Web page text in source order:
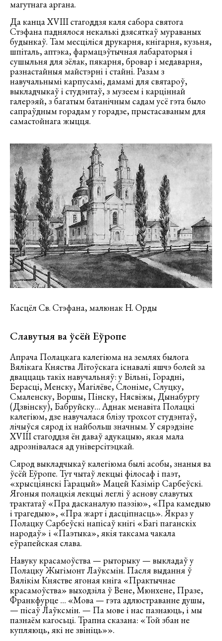
магутнага аргана.
Да канца ХVIII стагоддзя каля сабора святога
Стэфана паднялося некалькі дзясяткаў мураваных
будынкаў. Там месціліся друкарня, кнігарня, кузьня,
шпіталь, аптэка, фармацэўтычная лабараторыя і
сушыльня для зёлак, пякарня, бровар і медаварня,
разнастайныя майстэрні і стайні. Разам з
навучальнымі карпусамі, дамамі для святароў,
выкладчыкаў і студэнтаў, з музеем і карціннай
галерэяй, з багатым батанічным садам усё гэта было
сапраўдным горадам у горадзе, прыстасаваным для
самастойнага жыцця.
Касцёл Св. Стэфана, малюнак Н. Орды
Славутыя ва ўсёй Еўропе
Апрача Полацкага калегіюма на землях былога
Вялікага Княства Літоўскага існавалі яшчэ болей за
дваццаць такіх навучальняў: у Вільні, Горадні,
Берасці, Менску, Магілёве, Слоніме, Слуцку,
Смаленску, Воршы, Пінску, Нясвіжы, Дынабургу
(Дзвінску), Бабруйску… Аднак менавіта Полацкі
калегіюм, дзе навучалася блізу трохсот студэнтаў,
лічыўся сярод іх найбольш значным. У сярэдзіне
ХVIII стагоддзя ён даваў адукацыю, якая мала
адрознівалася ад універсітэцкай.
Сярод выкладчыкаў калегіюма былі асобы, знаныя ва
ўсёй Еўропе. Тут чытаў лекцыі філосаф і паэт,
«хрысціянскі Гарацый» Мацей Казімір Сарбеўскі.
Ягоныя полацкія лекцыі леглі ў аснову славутых
трактатаў «Пра дасканалую паэзію», «Пра камедыю
і трагедыю», «Пра жарт і дасціпнасць». Якраз у
Полацку Сарбеўскі напісаў кнігі «Багі паганскіх
народаў» і «Паэтыка», якія таксама чакала
еўрапейская слава.
Навуку красамоўства — рыторыку — выкладаў у
Полацку Жыгімонт Лаўксмін. Пасля выдання ў
Вялікім Княстве ягоная кніга «Практычнае
красамоўства» выходзіла ў Вене, Мюнхене, Празе,
Франкфурце … «Мова — гэта адлюстраванне душы,
— пісаў Лаўксмін. — Па мове і нас пазнаюць, і мы
пазнаём кагосьці. Трапна сказана: «Той збан не
купляюць, які не звініць»».